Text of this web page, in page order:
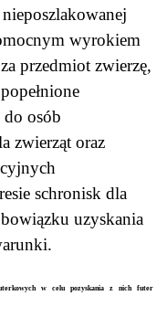
wyrokiem
przedmiot zwierzę,
osób
zwierząt oraz
schronisk dla
uzyskania
w celu pozyskania z nich futer